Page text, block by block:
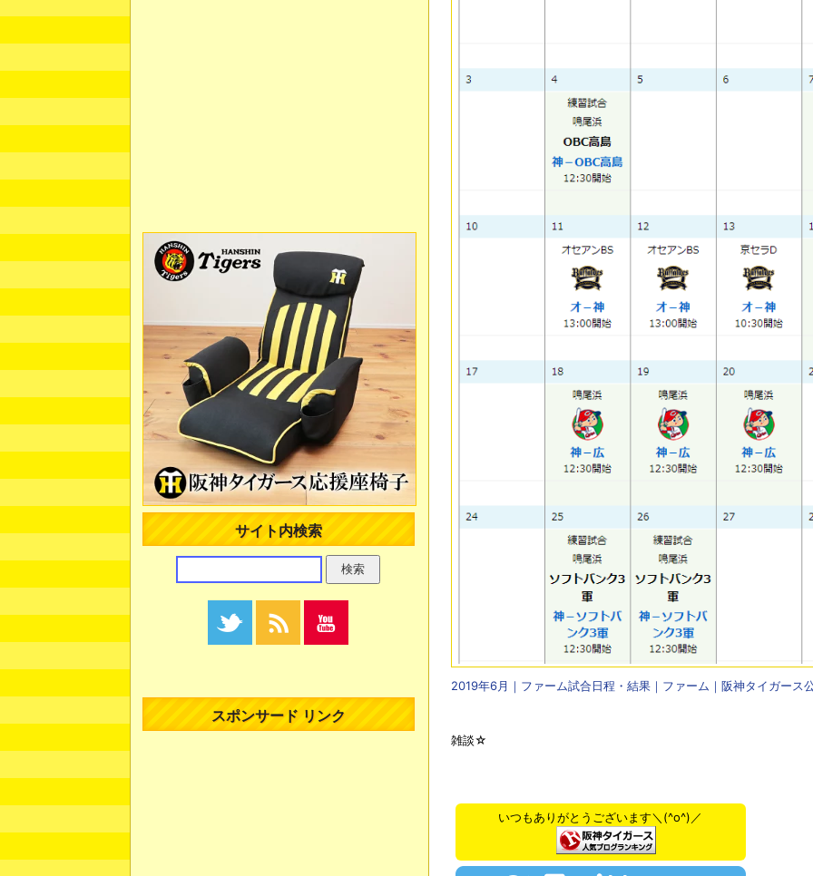
2019年6月｜ファーム試合日程・結果｜ファーム｜阪神タイガース
雑談☆
いつもありがとうございます＼(^o^)／
サイト内検索
スポンサード リンク